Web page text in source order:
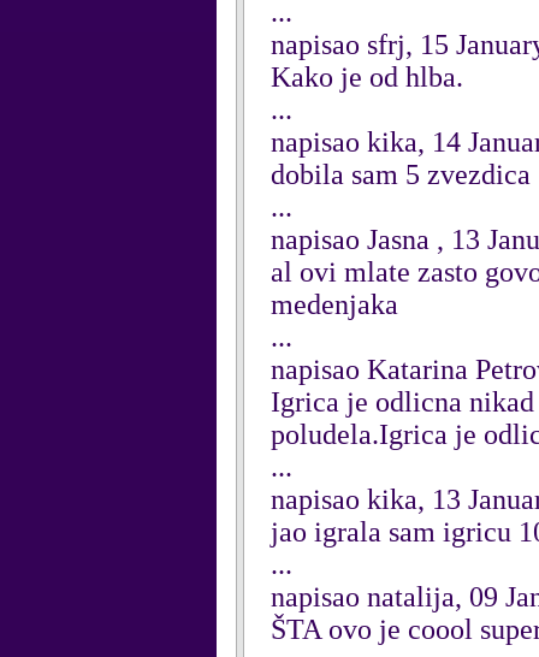
...
napisao sfrj, 15
Kako je od hlba.
...
napisao kika, 14
dobila sam 5 zvezdica
...
napisao Jasna , 13
al ovi mlate zasto
medenjaka
...
napisao Katarina
Igrica je odlicna
poludela.Igrica je
...
napisao kika, 13
jao igrala sam igricu
...
napisao natalija, 09
ŠTA ovo je coool